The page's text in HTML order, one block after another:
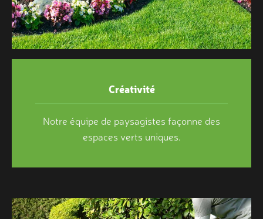
Créativité
Notre équipe de paysagistes façonne des
espaces verts uniques.